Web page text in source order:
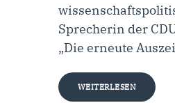
Sprecherin der
„Die erneute
WEITERLESEN